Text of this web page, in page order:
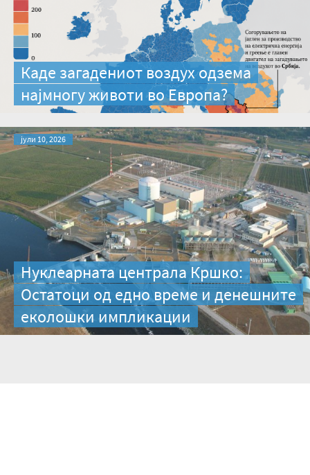
Каде загадениот воздух одзема
најмногу животи во Европа?
јули 10, 2026
Нуклеарната централа Кршко:
Остатоци од едно време и денешните
еколошки импликации